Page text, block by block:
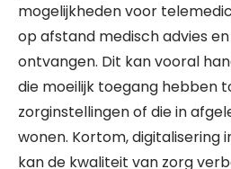
mogelijkheden voor
op afstand medisch advies
ontvangen. Dit kan vooral
die moeilijk toegang hebben
zorginstellingen of die in
wonen. Kortom, digitalisering
kan de kwaliteit van zorg